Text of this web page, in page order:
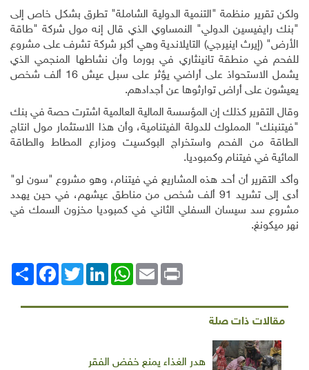
ولكن تقرير منظمة "التنمية الدولية الشاملة" تطرق بشكل خاص إلى
"بنك رايفيسين الدولي" النمساوي الذي قال إنه مول شركة "طاقة
الأرض" (إيرث اينيرجي) التايلاندية وهي أكبر شركة تشرف على مشروع
للفحم في منطقة تانينثاري في بورما وأن نشاطها المنجمي الذي
يشمل الاستحواذ على أراضي يؤثر على سبل عيش 16 ألف شخص
يعيشون على أراض توارثوها عن أجدادهم.
وقال التقرير كذلك إن المؤسسة المالية العالمية اشترت حصة في بنك
"فيتنبنك" المملوك للدولة الفيتنامية، وأن هذا الاستثمار مول انتاج
الطاقة من الفحم واستخراج البوكسيت ومزارع المطاط والطاقة
المائية في فيتنام وكمبوديا.
وأكد التقرير أن أحد هذه المشاريع في فيتنام، وهو مشروع "سون لو"
أدى إلى تشريد 91 ألف شخص من مناطق عيشهم، في حين يهدد
مشروع سد سيسان السفلي الثاني في كمبوديا مخزون السمك في
نهر ميكونغ.
انشر
FacebookTwitterLinkedIn
WhatsAppEmail Print
مقالات ذات صلة
هدر الغذاء يمنع خفض الفقر